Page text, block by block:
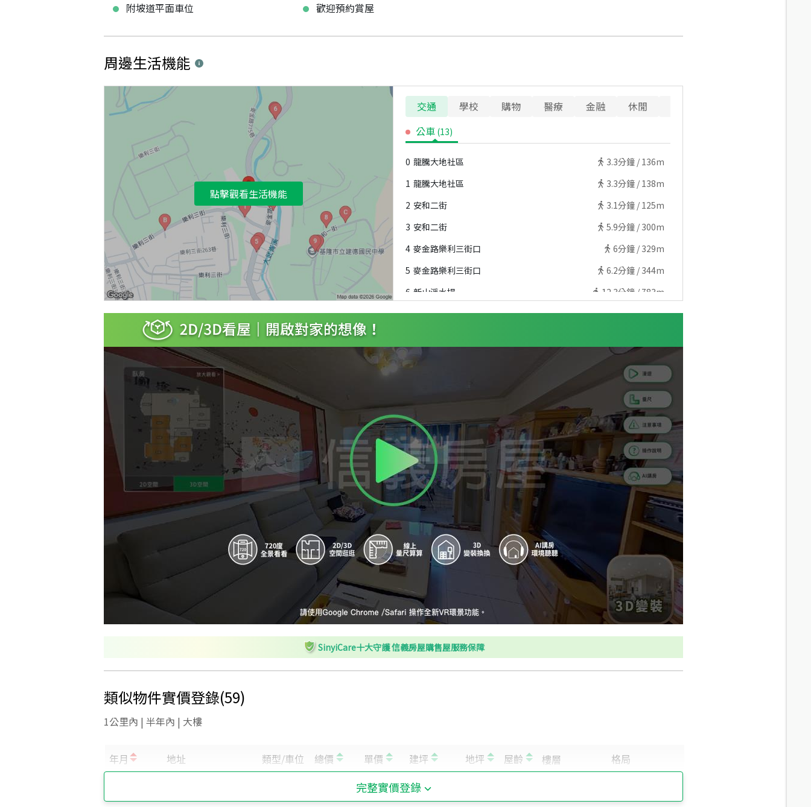
附坡道平面車位
歡迎預約賞屋
周邊生活機能
點擊觀看生活機能
交通 學校 購物 醫療 金融 休閒
公車 (13)
0 龍騰大地社區 3.3分鐘 / 136m
1 龍騰大地社區 3.3分鐘 / 138m
2 安和二街 3.1分鐘 / 125m
3 安和二街 5.9分鐘 / 300m
4 麥金路樂利三街口 6分鐘 / 329m
5 麥金路樂利三街口 6.2分鐘 / 344m
6 新山淨水場 12.3分鐘 / 783m
7 新山淨水場 12.3分鐘 /783m
9 建德國中 29.1 分鐘 /
分鐘 /1863m
分鐘 / 446m
C 建德山莊 32.1分鐘 /2067m
SinyiCare十大守護 信義房屋購售屋服務保障
類似物件實價登錄(59)
1公里內 | 半年內 | 大樓
完整實價登錄